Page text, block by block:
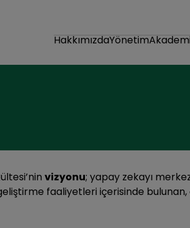
HakkımızdaYönetim
vizyonu; yapay zekayı
faaliyetleri içerisinde